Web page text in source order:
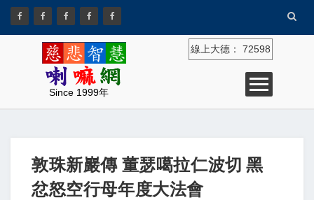
Since 1999年
線上大德： 72598
敦珠新巖傳 董瑟噶拉仁波切 黑
忿怒空行母年度大法會